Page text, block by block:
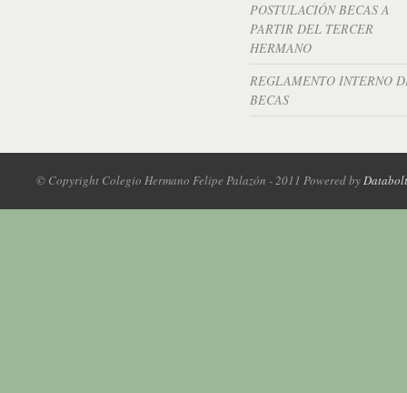
POSTULACIÓN BECAS A
PARTIR DEL TERCER
HERMANO
REGLAMENTO INTERNO
BECAS
© Copyright Colegio Hermano Felipe Palazón - 2011 Powered byDatabolt